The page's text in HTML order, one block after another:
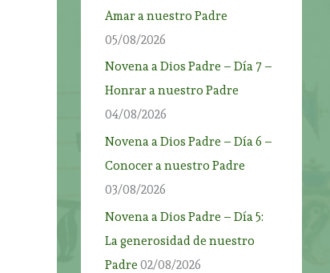
Amar a nuestro Padre
05/08/2026
Novena a Dios Padre – Día 7 –
Honrar a nuestro Padre
04/08/2026
Novena a Dios Padre – Día 6 –
Conocer a nuestro Padre
03/08/2026
Novena a Dios Padre – Día 5:
La generosidad de nuestro
Padre 02/08/2026